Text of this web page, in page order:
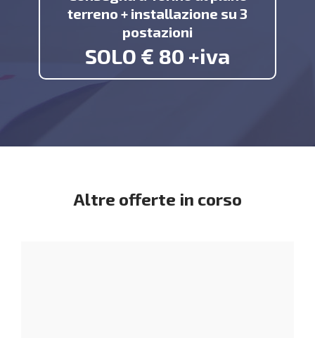
terreno + installazione su 3
postazioni
SOLO € 80 +iva
Altre offerte in corso